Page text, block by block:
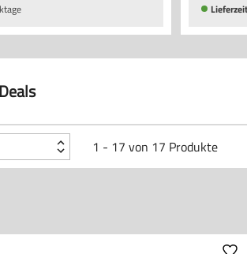
1 - 17 von 17 Produkte